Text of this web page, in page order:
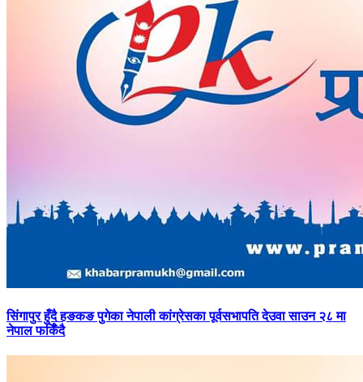
सिंगापुरहुँदै हङकङ पुगेका नेपाली कांग्रेसका पूर्वसभापति देउवा साउन २८ मा
नेपाल फर्किँदै